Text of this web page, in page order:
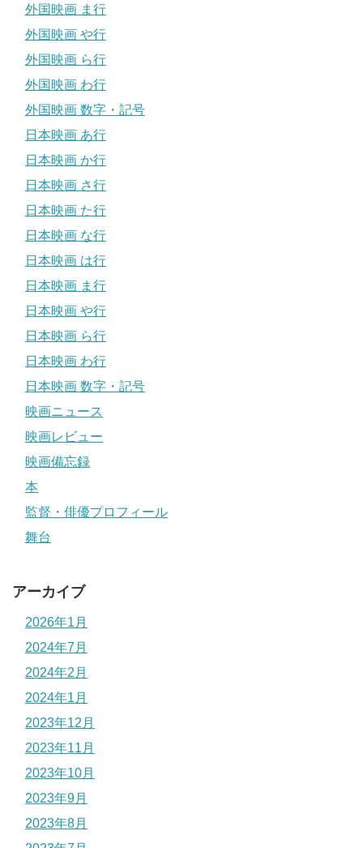
外国映画 ま行
外国映画 や行
外国映画 ら行
外国映画 わ行
外国映画 数字・記号
日本映画 あ行
日本映画 か行
日本映画 さ行
日本映画 た行
日本映画 な行
日本映画 は行
日本映画 ま行
日本映画 や行
日本映画 ら行
日本映画 わ行
日本映画 数字・記号
映画ニュース
映画レビュー
映画備忘録
本
監督・俳優プロフィール
舞台
アーカイブ
2026年1月
2024年7月
2024年2月
2024年1月
2023年12月
2023年11月
2023年10月
2023年9月
2023年8月